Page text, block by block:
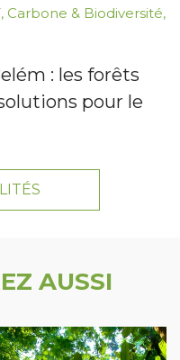
, Carbone & Biodiversité,
: les forêts
pour le
AUSSI